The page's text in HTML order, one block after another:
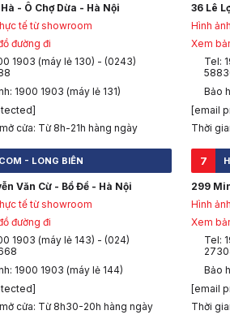
và kích hoạt voucher để sử dụng
từ cửa hàng bán lẻ. Chỉ chấp nhận
đơn từ nhà phân phối đều không được
trừ thứ 7 & Chủ nhật)
khác.
tương đương.
sẽ cần thêm những thông tin khác
kiện PC ASUS ROG Việt Nam
- Ô Chợ Dừa - Hà Nội
tế từ showroom
đường đi
1903 (máy lẻ 130) - (0243)
1900 1903 (máy lẻ 131)
cửa: Từ 8h-21h hàng ngày
36 Lê
Hình
Xem
Tel:
Bảo
[email
Thời
- LONG BIÊN
Văn Cừ - Bồ Đề - Hà Nội
tế từ showroom
đường đi
1903 (máy lẻ 143) - (024)
1900 1903 (máy lẻ 144)
cửa: Từ 8h30-20h hàng ngày
7
299
Hình
Xem
Tel:
Bảo
[email
Thời